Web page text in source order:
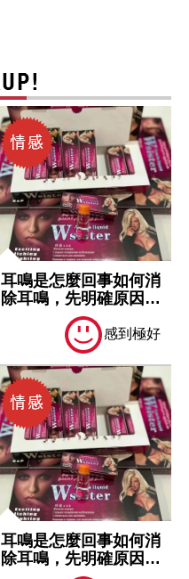
耳鳴是怎麼回事如何消
除耳鳴，先明確原因再
感到極好
耳鳴是怎麼回事如何消
除耳鳴，先明確原因再